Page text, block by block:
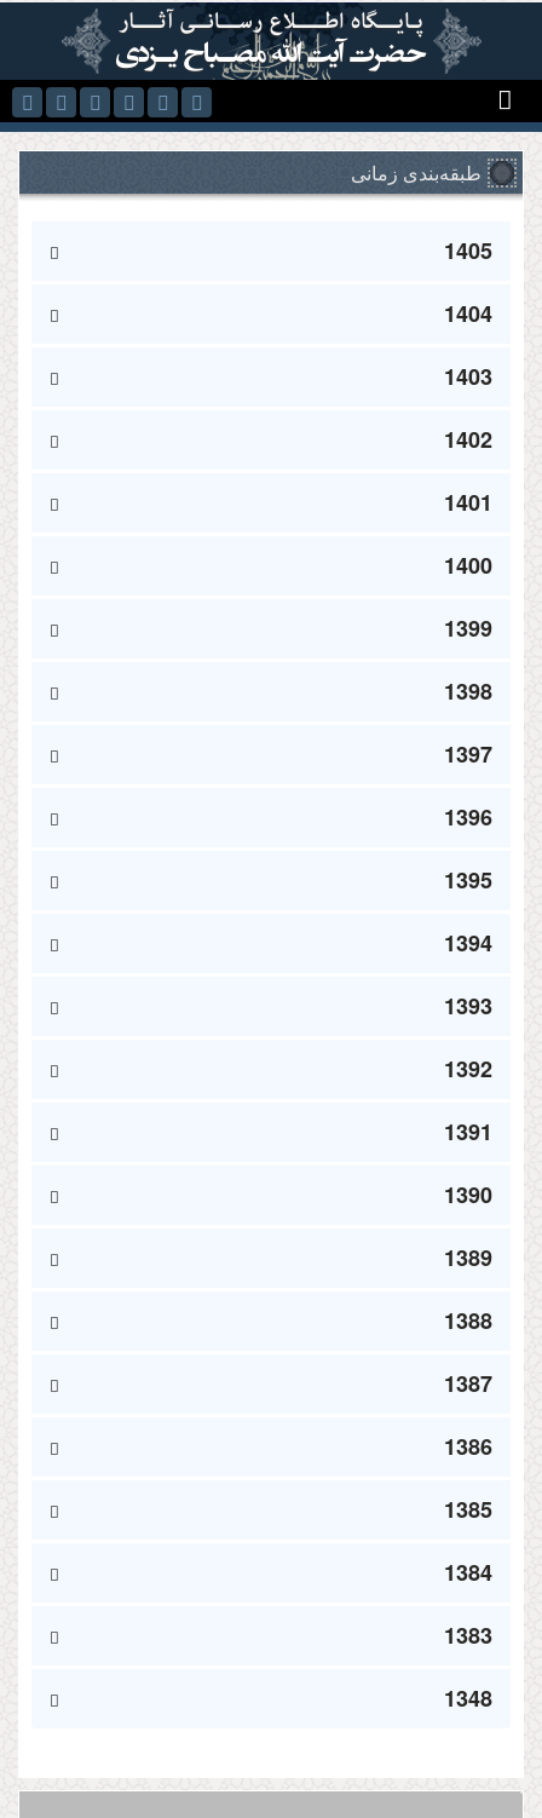
رفتن به محتوای اصلی
طبقه‌بندی زمانی
1405
1404
1403
1402
1401
1400
1399
1398
1397
1396
1395
1394
1393
1392
1391
1390
1389
1388
1387
1386
1385
1384
1383
1348